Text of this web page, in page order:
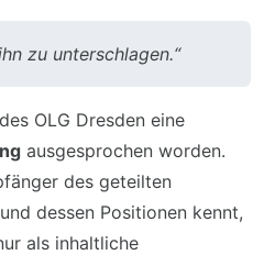
zu unterschlagen.“
OLG Dresden eine
ausgesprochen worden.
des geteilten
dessen Positionen kennt,
als inhaltliche